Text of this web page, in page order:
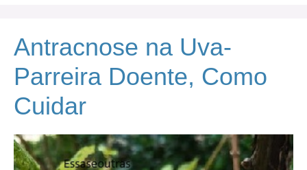
Antracnose na Uva-
Parreira Doente, Como
Cuidar